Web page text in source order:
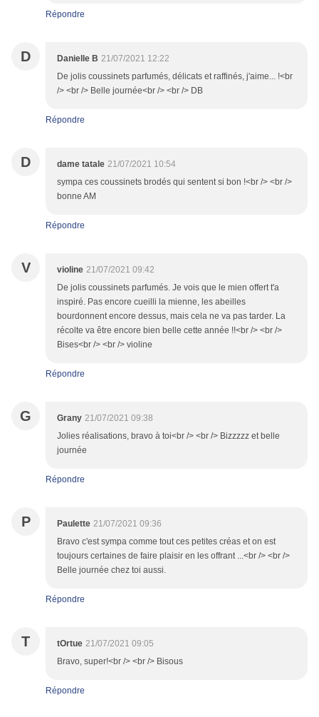
Répondre
D Danielle B 21/07/2021 12:22
De jolis coussinets parfumés, délicats et raffinés, j'aime... !<br
/> <br /> Belle journée<br /> <br /> DB
Répondre
D dame tatale 21/07/2021 10:54
sympa ces coussinets brodés qui sentent si bon !<br /> <br />
bonne AM
Répondre
V violine 21/07/2021 09:42
De jolis coussinets parfumés. Je vois que le mien offert t'a
inspiré. Pas encore cueilli la mienne, les abeilles
bourdonnent encore dessus, mais cela ne va pas tarder. La
récolte va être encore bien belle cette année !!<br /> <br />
Bises<br /> <br /> violine
Répondre
G Grany 21/07/2021 09:38
Jolies réalisations, bravo à toi<br /> <br /> Bizzzzz et belle
journée
Répondre
P Paulette 21/07/2021 09:36
Bravo c'est sympa comme tout ces petites créas et on est
toujours certaines de faire plaisir en les offrant ...<br /> <br />
Belle journée chez toi aussi.
Répondre
T tOrtue 21/07/2021 09:05
Bravo, super!<br /> <br /> Bisous
Répondre